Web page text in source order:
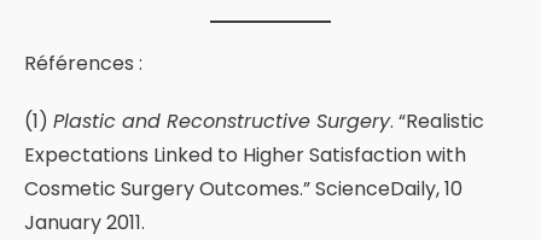
Références :
(1) Plastic and Reconstructive Surgery. “Realistic
Expectations Linked to Higher Satisfaction with
Cosmetic Surgery Outcomes.” ScienceDaily, 10
January 2011.